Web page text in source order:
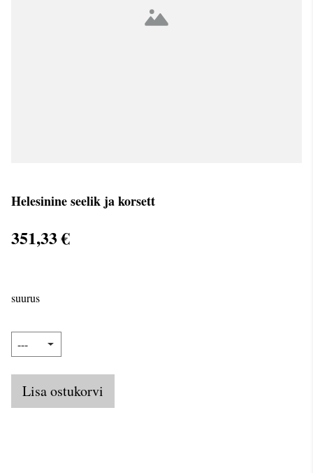
Helesinine seelik ja korsett
351,33 €
suurus
Lisa ostukorvi